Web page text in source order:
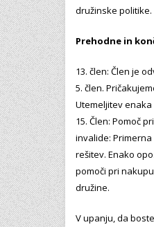
družinske politike.
Prehodne in
13. člen: Člen je
5. člen.
Utemeljitev enaka
15. Člen: Pomoč
invalide:
rešitev. Enako
pomoči pri
družine.
V upanju, da